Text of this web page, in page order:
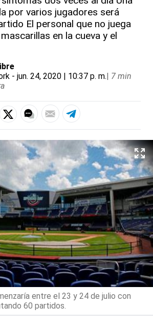
por varios jugadores será
El personal que no juega
en la cueva y el
- jun. 24, 2020 | 10:37 p. m.| 7 min
entre el 23 y 24 de julio con
60 partidos.